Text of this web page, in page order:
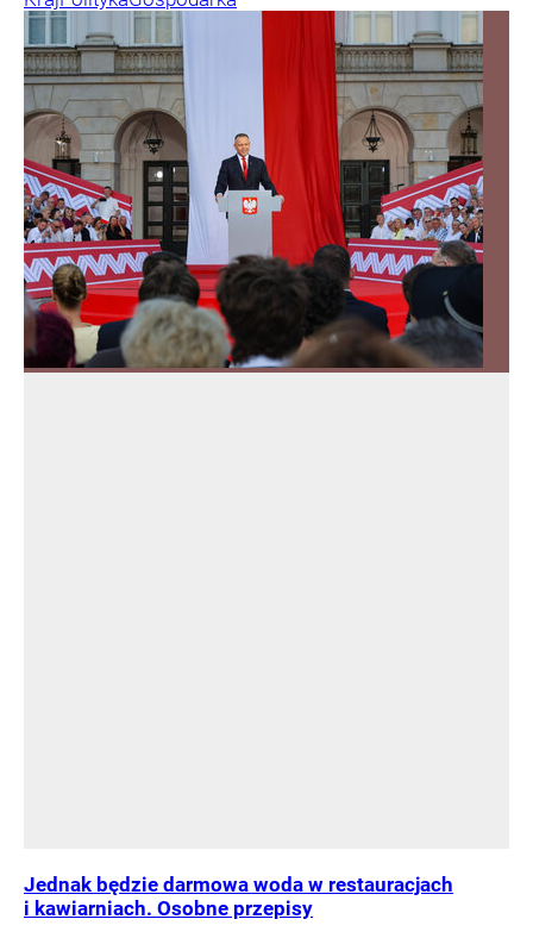
Jednak będzie darmowa woda w restauracjach
i kawiarniach. Osobne przepisy